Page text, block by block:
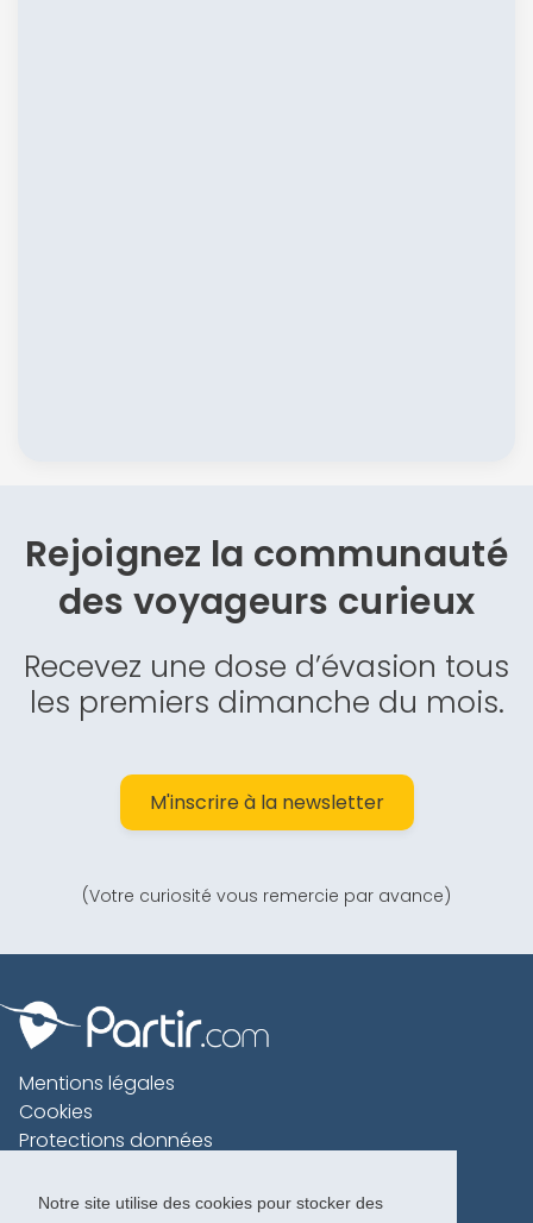
Notre site utilise des cookies pour stocker des
Rejoignez la communauté
desvoyageurs curieux
Recevez une dose d’évasion tous
les premiers dimanche du mois.
M'inscrire à la newsletter
(Votre curiosité vous remercie par avance)
Mentions légales
Cookies
Protections données
Charte voyageur